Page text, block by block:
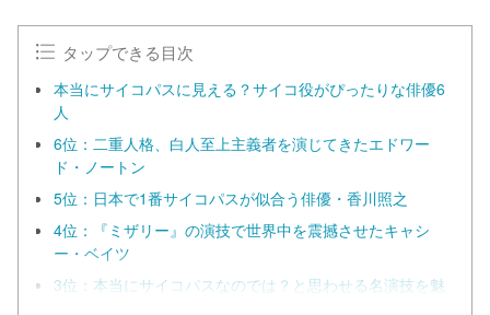
タップできる目次
本当にサイコパスに見える？サイコ役がぴったりな俳優6
人
6位：二重人格、白人至上主義者を演じてきたエドワー
ド・ノートン
5位：日本で1番サイコパスが似合う俳優・香川照之
4位：『ミザリー』の演技で世界中を震撼させたキャシ
ー・ベイツ
3位：本当にサイコパスなのでは？と思わせる名演技を魅